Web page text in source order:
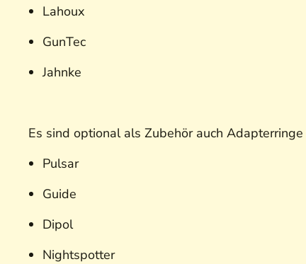
Lahoux
GunTec
Jahnke
Es sind optional als Zubehör auch
Pulsar
Guide
Dipol
Nightspotter